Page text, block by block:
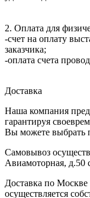
2. Оплата для
-счет на оплату
заказчика;
-оплата счета
Доставка
Наша компания
гарантируя
Вы можете выбрать
Самовывоз
Авиамоторная, д.50
Доставка по
осуществляется